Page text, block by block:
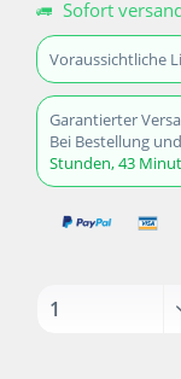
Sofort
Voraussichtliche
Garantierter
Bei Bestellung
Stunden, 43